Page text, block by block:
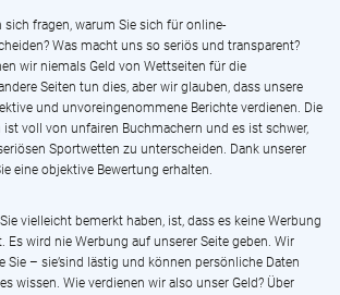
sich fragen, warum Sie sich für online-
Was macht uns so seriös und transparent?
wir niemals Geld von Wettseiten für die
Seiten tun dies, aber wir glauben, dass unsere
und unvoreingenommene Berichte verdienen. Die
ist voll von unfairen Buchmachern und es ist schwer,
Sportwetten zu unterscheiden. Dank unserer
eine objektive Bewertung erhalten.
vielleicht bemerkt haben, ist, dass es keine Werbung
Es wird nie Werbung auf unserer Seite geben. Wir
Sie – sie’sind lästig und können persönliche Daten
wissen. Wie verdienen wir also unser Geld? Über